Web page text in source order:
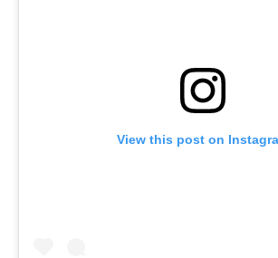
View this post on